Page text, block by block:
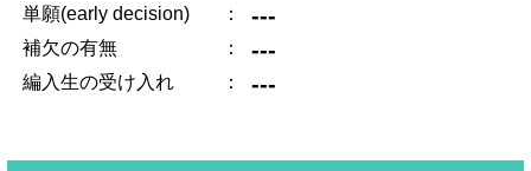
単願(early decision) ： ---
補欠の有無 ： ---
編入生の受け入れ ： ---